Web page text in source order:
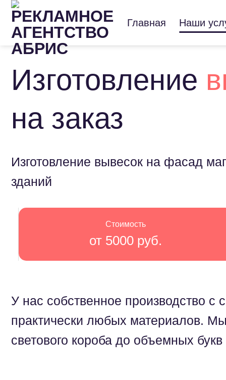
Skip
content
Главная Наши
Изготовление
на заказ
Изготовление вывесок на фасад
зданий
Стоимость
от 5000 руб.
У нас собственное производство
практически любых материалов.
светового короба до объемных букв